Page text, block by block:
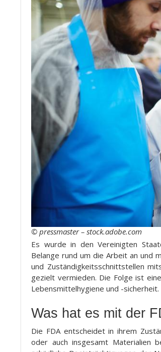
© pressmaster – stock.adobe.com
Es wurde in den Vereinigten
Belange rund um die Arbeit an und
und Zuständigkeitsschnittstellen
gezielt vermieden. Die Folge ist
Lebensmittelhygiene und -sicherheit.
Was hat es mit der
Die FDA entscheidet in ihrem
oder auch insgesamt Materialien